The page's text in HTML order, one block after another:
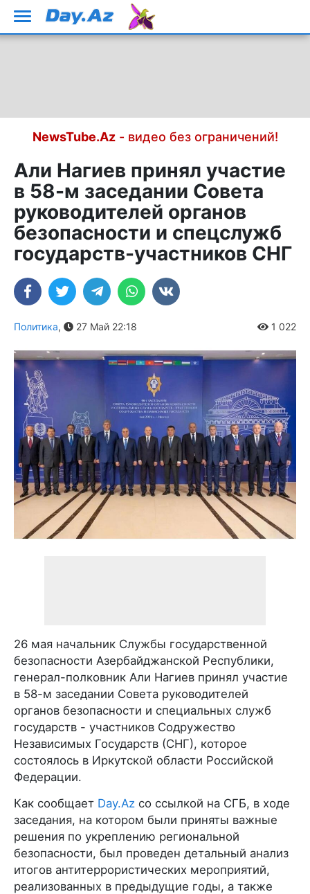
NewsTube.Az- видео без ограничений!
Али Нагиев принял участие
в 58-м заседании Совета
руководителей органов
безопасности и спецслужб
государств-участников СНГ
Политика, 27 Май 22:18 1 022
26 мая начальник Службы государственной
безопасности Азербайджанской Республики,
генерал-полковник Али Нагиев принял участие
в 58-м заседании Совета руководителей
органов безопасности и специальных служб
государств - участников Содружество
Независимых Государств (СНГ), которое
состоялось в Иркутской области Российской
Федерации.
Как сообщает Day.Az со ссылкой на СГБ, в ходе
заседания, на котором были приняты важные
решения по укреплению региональной
безопасности, был проведен детальный анализ
итогов антитеррористических мероприятий,
реализованных в предыдущие годы, а также